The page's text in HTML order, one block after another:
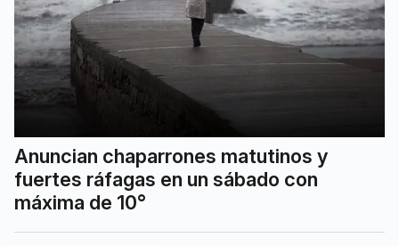
Anuncian chaparrones matutinos y
fuertes ráfagas en un sábado con
máxima de 10°